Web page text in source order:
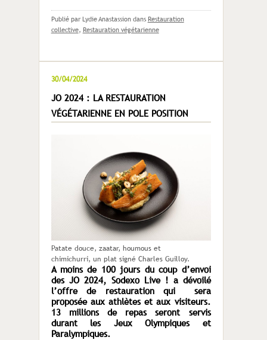
Publié par Lydie Anastassion dans Restauration
collective, Restauration végétarienne
30/04/2024
JO 2024 : LA RESTAURATION
VÉGÉTARIENNE EN POLE POSITION
Patate douce, zaatar, houmous et
chimichurri, un plat signé Charles Guilloy.
A moins de 100 jours du coup d’envoi
des JO 2024, Sodexo Live ! a dévoilé
l’offre de restauration qui sera
proposée aux athlètes et aux visiteurs.
13 millions de repas seront servis
durant les Jeux Olympiques et
Paralympiques.